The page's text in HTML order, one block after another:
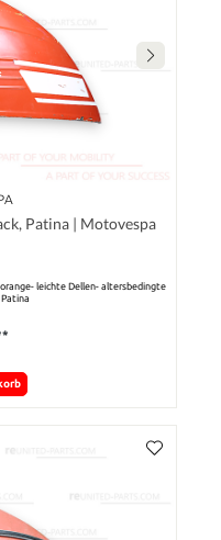
Patina | Motovespa
leichte Dellen- altersbedingte